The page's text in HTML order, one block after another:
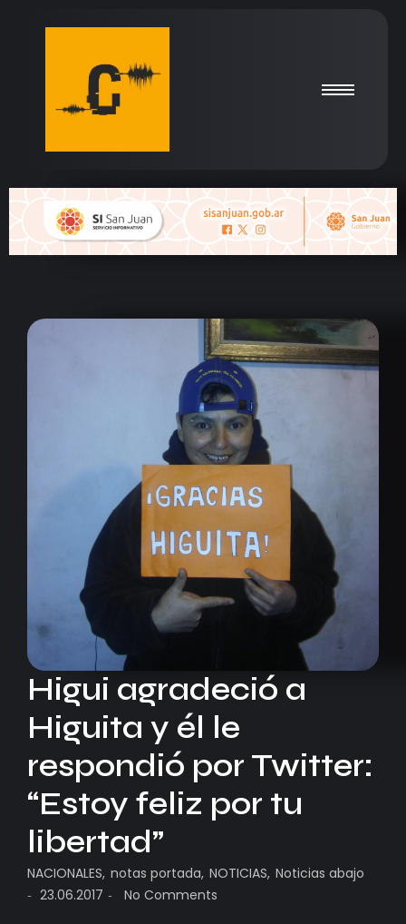
Higui agradeció a
Higuita y él le
respondió por Twitter:
“Estoy feliz por tu
libertad”
NACIONALES, notas portada, NOTICIAS, Noticias abajo
- 23.06.2017 - No Comments